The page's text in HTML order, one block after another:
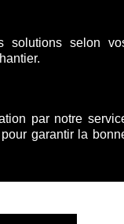
solutions selon
par notre
garantir la